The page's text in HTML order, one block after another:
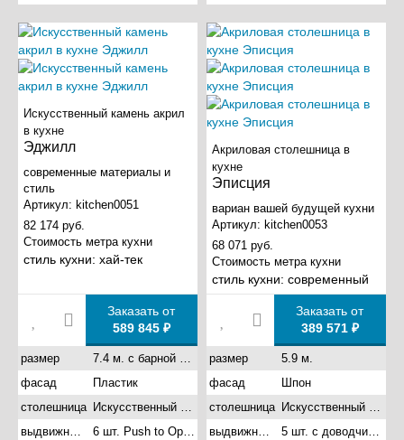
Искусственный камень акрил
в кухне
Эджилл
современные материалы и
стиль
Артикул: kitchen0051
82 174 руб.
Стоимость метра кухни
стиль кухни: хай-тек
Заказать от
589 845 ₽
размер
7.4 м. с барной стойкой со скошенными углами
фасад
Пластик
столешница
Искусственный камень акрил
выдвижные ящики
6 шт. Push to Open с доводчиками
Акриловая столешница в
кухне
Эписция
вариан вашей будущей кухни
Артикул: kitchen0053
68 071 руб.
Стоимость метра кухни
стиль кухни: современный
Заказать от
389 571 ₽
размер
5.9 м.
фасад
Шпон
столешница
Искусственный камень акрил
выдвижные ящики
5 шт. с доводчиками